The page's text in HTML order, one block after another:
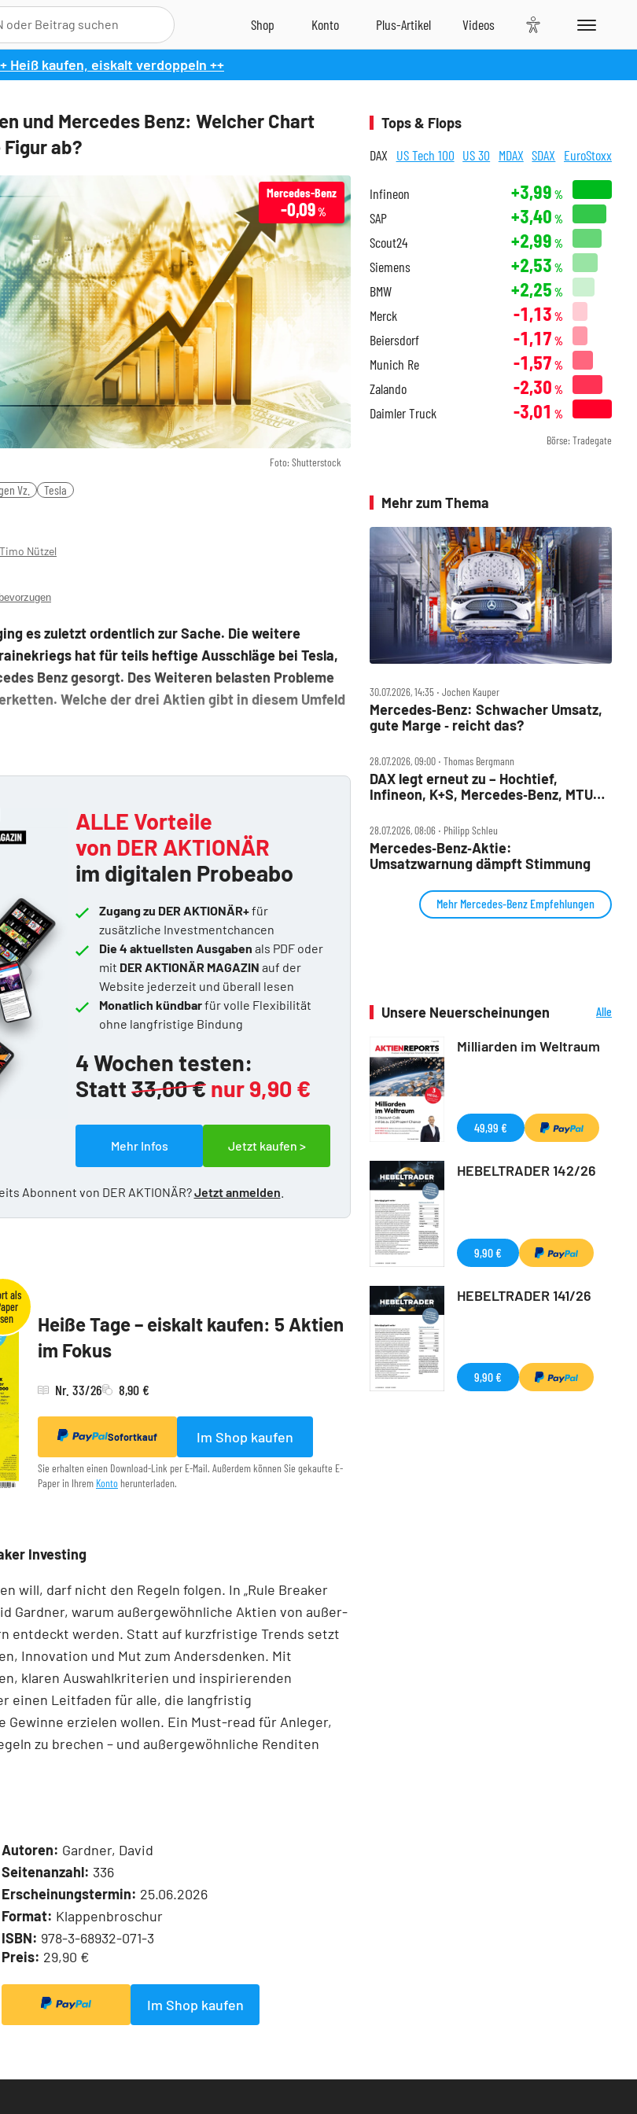
Heiß kaufen, eiskalt verdoppeln ++
und Mercedes Benz: Welcher Chart
ab?
Foto: Shutterstock
Mercedes-Benz
-0,09 %
Vz. Tesla
Timo Nützel
es zuletzt ordentlich zur Sache. Die weitere
hat für teils heftige Ausschläge bei Tesla,
Benz gesorgt. Des Weiteren belasten Probleme
Welche der drei Aktien gibt in diesem Umfeld
ALLE Vorteile
von DER AKTIONÄR
im digitalen Probeabo
Zugang zu DER AKTIONÄR+für
zusätzliche Investmentchancen
Die 4 aktuellsten Ausgaben als PDF oder
mit DER AKTIONÄR MAGAZIN auf der
Website jederzeit und überall lesen
Monatlich kündbarfür volle Flexibilität
ohne langfristige Bindung
4 Wochen testen:
Statt 33,00 € nur 9,90 €
Mehr Infos Jetzt kaufen >
Abonnent von DER AKTIONÄR?Jetzt anmelden
Heiße Tage – eiskalt kaufen: 5 Aktien
im Fokus
Nr. 33/26 8,90 €
Sofortkauf Im Shop kaufen
Sie erhalten einen Download-Link per E-Mail. Außerdem können Sie gekaufte E-
Paper in Ihrem Konto herunterladen.
Investing
will, darf nicht den Regeln folgen. In „Rule Breaker
Gardner, warum außergewöhnliche Aktien von außer­
entdeckt werden. Statt auf kurzfristige Trends setzt
Innovation und Mut zum Andersdenken. Mit
klaren Auswahlkriterien und inspirierenden
einen Leit­faden für alle, die langfristig
erzielen wollen. Ein Must-read für Anleger,
zu brechen – und außergewöhnliche Renditen
Autoren: Gardner, David
Seitenanzahl: 336
Erscheinungstermin: 25.06.2026
Format: Klappenbroschur
ISBN: 978-3-68932-071-3
Preis: 29,90 €
Im Shop kaufen
Tops & Flops
DAX US Tech 100 US 30 MDAX SDAX EuroStoxx
Infineon +3,99 %
SAP +3,40 %
Scout24 +2,99 %
Siemens +2,53 %
BMW +2,25 %
Merck -1,13 %
Beiersdorf -1,17 %
Munich Re -1,57 %
Zalando -2,30 %
Daimler Truck -3,01 %
Börse: Tradegate
Mehr zum Thema
30.07.2026, 14:35 ‧ Jochen Kauper
Mercedes‑Benz: Schwacher Umsatz,
gute Marge ‑ reicht das?
28.07.2026, 09:00 ‧ Thomas Bergmann
DAX legt erneut zu – Hochtief,
Infineon, K+S, Mercedes‑Benz, MTU
28.07.2026, 08:06 ‧ Philipp Schleu
Mercedes‑Benz‑Aktie:
Umsatzwarnung dämpft Stimmung
Mehr Mercedes-Benz Empfehlungen
Unsere Neuerscheinungen
Alle
Milliarden im Weltraum
49,99 €
HEBELTRADER 142/26
9,90 €
HEBELTRADER 141/26
9,90 €